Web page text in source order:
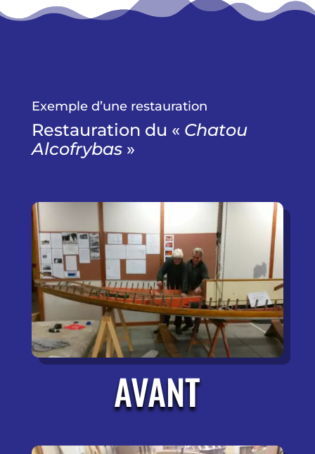
Exemple d’une restauration
Restauration du « Chatou
Alcofrybas»
AVANT